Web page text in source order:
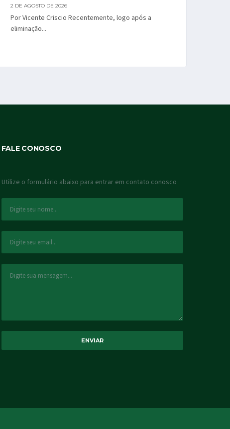
2 DE AGOSTO DE 2026
Por Vicente Criscio Recentemente, logo após a
eliminação...
FALE CONOSCO
Utilize o formulário abaixo para entrar em contato conosco